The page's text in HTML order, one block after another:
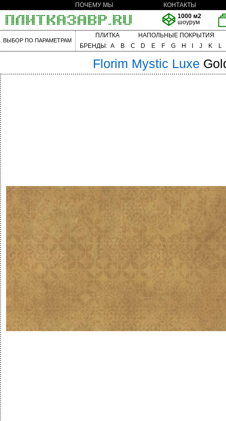
ПОЧЕМУ МЫ
КОНТАКТЫ
1000 м2
шоурум
ВЫБОР ПО ПАРАМЕТРАМ
ПЛИТКА
НАПОЛЬНЫЕ ПОКРЫТИЯ
БРЕНДЫ: A B C D E F G H J K L
Florim Mystic Luxe